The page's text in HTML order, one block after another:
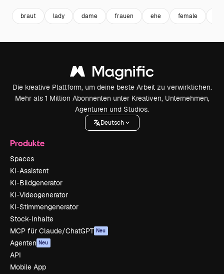
braut lady dame frauen ehe female
Die kreative Plattform, um deine beste Arbeit zu verwirklichen.
Mehr als 1 Million Abonnenten unter Kreativen, Unternehmen,
Agenturen und Studios.
Deutsch
Produkte
Spaces
KI-Assistent
KI-Bildgenerator
KI-Videogenerator
KI-Stimmengenerator
Stock-Inhalte
MCP für Claude/ChatGPT Neu
Agenten Neu
API
Mobile App